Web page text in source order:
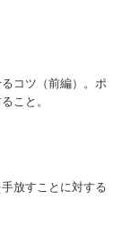
コツ（前編）。ポ
こと。
放すことに対する